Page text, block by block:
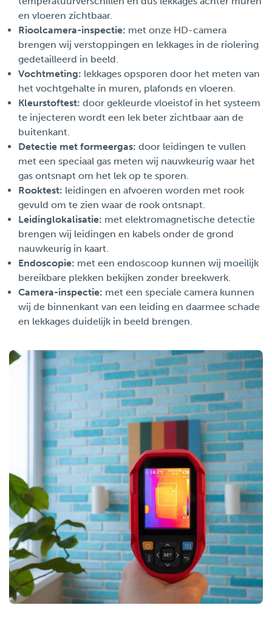
en vloeren zichtbaar.
Rioolcamera-inspectie: met onze HD-camera
brengen wij verstoppingen en lekkages in de riolering
gedetailleerd in beeld.
Vochtmeting: lekkages opsporen door het meten van
het vochtgehalte in muren, plafonds en vloeren.
Kleurstoftest: door gekleurde vloeistof in het systeem
te injecteren wordt een lek beter zichtbaar aan de
buitenkant.
Detectie met formeergas: door leidingen te vullen
met een speciaal gas meten wij nauwkeurig waar het
gas ontsnapt om het lek op te sporen.
Rooktest: leidingen en afvoeren worden met rook
gevuld om te zien waar de rook ontsnapt.
Leidinglokalisatie: met elektromagnetische detectie
brengen wij leidingen en kabels onder de grond
nauwkeurig in kaart.
Endoscopie: met een endoscoop kunnen wij moeilijk
bereikbare plekken bekijken zonder breekwerk.
Camera-inspectie: met een speciale camera kunnen
wij de binnenkant van een leiding en daarmee schade
en lekkages duidelijk in beeld brengen.